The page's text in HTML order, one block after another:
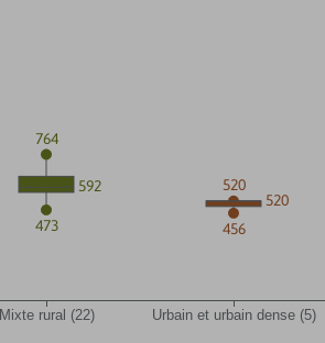
Mixte rural (22) Urbain et urbain dense (5)
592
520
764
520
473 456